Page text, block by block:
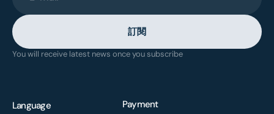
訂閱
You will receive latest news once you subscribe
Language Payment